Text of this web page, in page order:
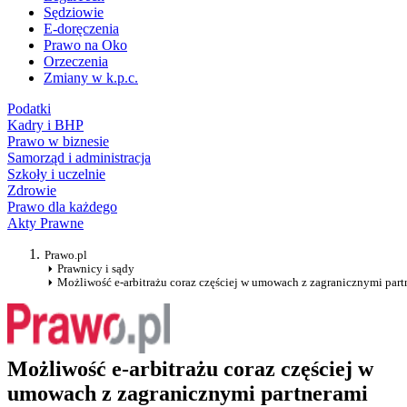
Sędziowie
E-doręczenia
Prawo na Oko
Orzeczenia
Zmiany w k.p.c.
Podatki
Kadry i BHP
Prawo w biznesie
Samorząd i administracja
Szkoły i uczelnie
Zdrowie
Prawo dla każdego
Akty Prawne
Prawo.pl
Prawnicy i sądy
Możliwość e-arbitrażu coraz częściej w umowach z zagranicznymi
Możliwość e-arbitrażu coraz częściej w
umowach z zagranicznymi partnerami